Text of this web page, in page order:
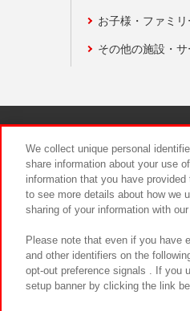
お子様・ファミ
その他の施設・サ
We collect unique personal
share information about your use
information that you have
to see more details about how we
sharing of your information with
Please note that even if you have
and other identifiers on the
opt-out preference signals . If you
setup banner by clicking the link